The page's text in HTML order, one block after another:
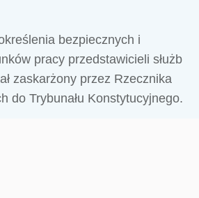
bezpiecznych i
pracy przedstawicieli służb
zaskarżony przez Rzecznika
do Trybunału Konstytucyjnego.